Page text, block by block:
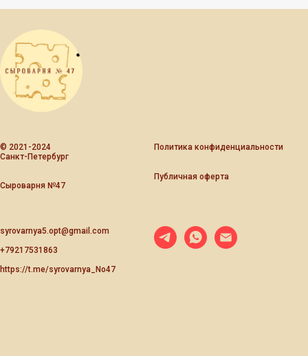
© 2021-2024
Санкт-Петербург
Сыроварня №47
Политика конфиденциальности
Публичная оферта
syrovarnya5.opt@gmail.com
+79217531863
https://t.me/syrovarnya_No47